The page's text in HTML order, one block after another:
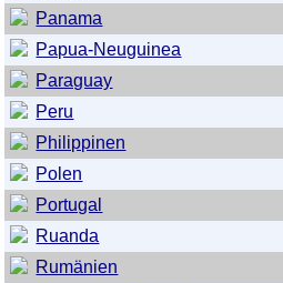
Panama
Papua-Neuguinea
Paraguay
Peru
Philippinen
Polen
Portugal
Ruanda
Rumänien